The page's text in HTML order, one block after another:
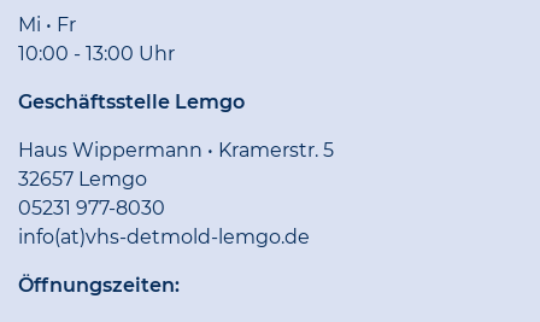
Mi • Fr
10:00 - 13:00 Uhr
Geschäftsstelle Lemgo
Haus Wippermann • Kramerstr. 5
32657 Lemgo
05231 977-8030
info(at)vhs-detmold-lemgo.de
Öffnungszeiten: